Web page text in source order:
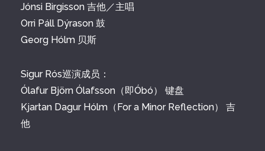
Jónsi Birgisson 吉他／主唱
Orri Páll Dýrason 鼓
Georg Hólm 贝斯
Sigur Rós巡演成员：
Ólafur Björn Ólafsson（即Óbó） 键盘
Kjartan Dagur Hólm（For a Minor Reflection） 吉
他